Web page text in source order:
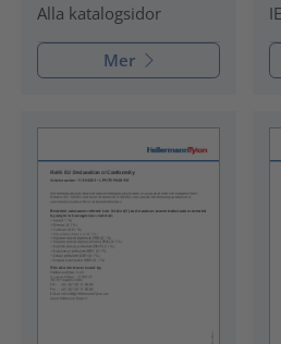
Alla katalogsidor
Mer